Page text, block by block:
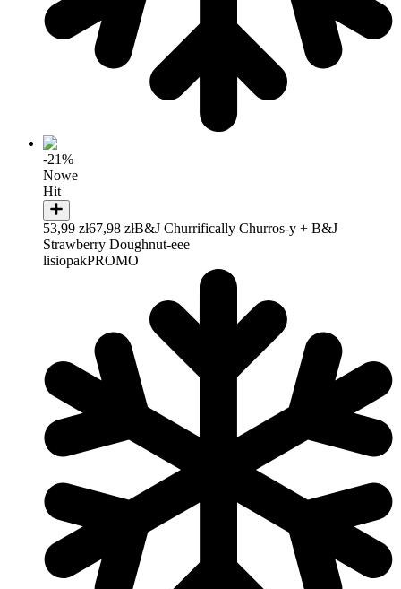
-21%
Nowe
Hit
53,99 zł67,98 złB&J Churrifically Churros-y + B&J
Strawberry Doughnut-eee
lisiopakPROMO